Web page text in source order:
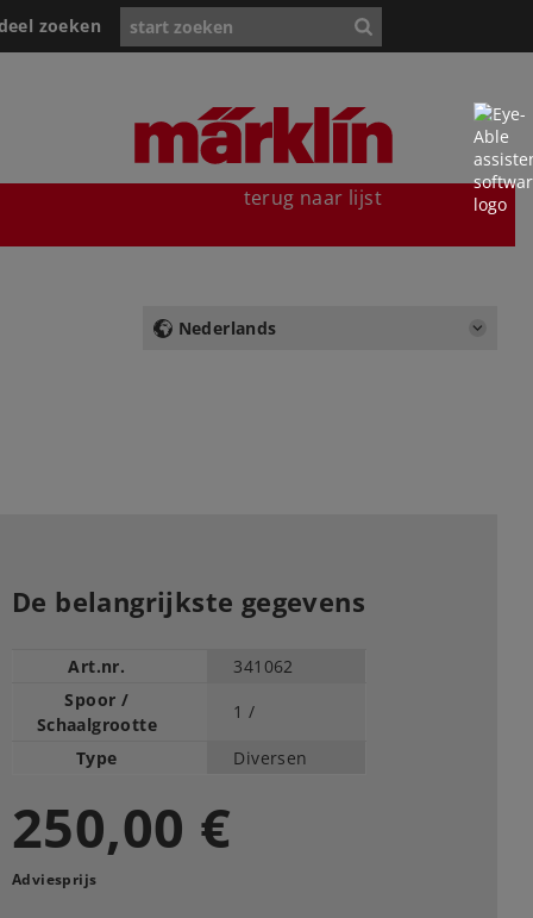
zoeken
terug naar lijst
Nederlands
De belangrijkste gegevens
Art.nr.
341062
Spoor /
Schaalgrootte
1 /
Type Diversen
250,00 €
Adviesprijs